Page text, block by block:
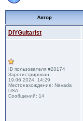
Автор
DIYGuitarist
ID пользователя #20174
Зарегистрирован:
19.06.2024, 14:29
Местонахождение: Nevada
USA
Сообщений: 14